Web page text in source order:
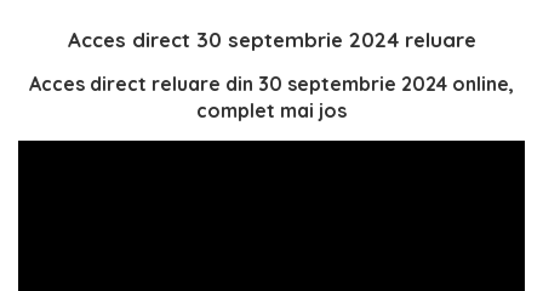
Acces direct 30 septembrie 2024 reluare
Acces direct reluare din 30 septembrie 2024 online,
complet mai jos